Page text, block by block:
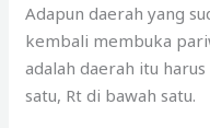
Adapun daerah yang
kembali membuka
adalah daerah itu
satu, Rt di bawah satu.